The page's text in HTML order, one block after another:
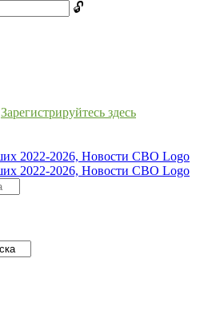
Зарегистрируйтесь здесь